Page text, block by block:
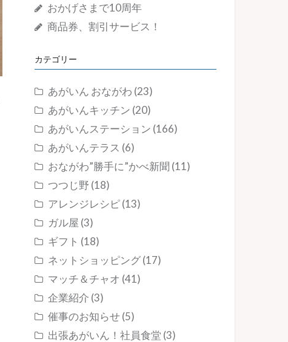
おかげさまで10周年
商品券、割引サービス！
カテゴリー
あがいん おながわ (23)
あがいんキッチン (20)
あがいんステーション (166)
あがいんテラス (6)
おながわ”勝手に”かべ新聞 (11)
つつじ野 (18)
アレンジレシピ(13)
ガル屋 (3)
ギフト (18)
ネットショッピング(17)
マッチ＆チャオ (41)
企業紹介 (3)
催事のお知らせ(5)
出張あがいん！社員食堂 (3)